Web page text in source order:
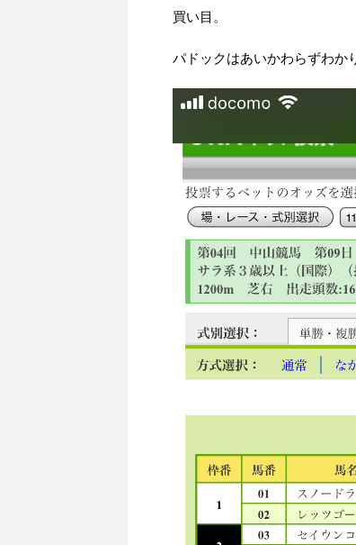
買い目。
パドックはあいかわらずわか